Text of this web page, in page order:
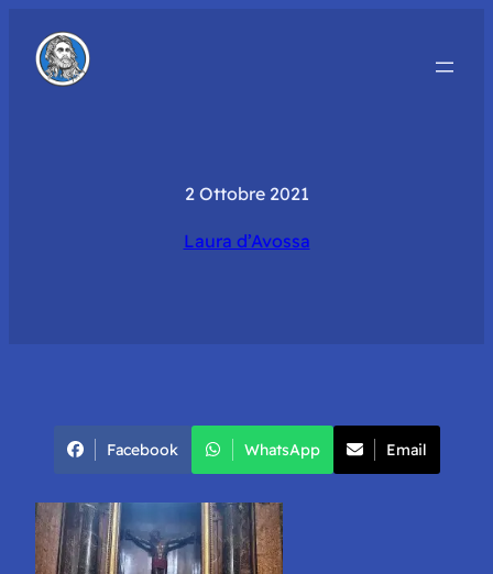
2 Ottobre 2021
Laura d’Avossa
Facebook WhatsApp Email